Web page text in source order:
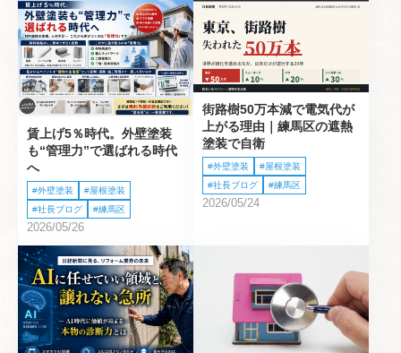
賃上げ5％時代。外壁塗装
も“管理力”で選ばれる時代
へ
外壁塗装
屋根塗装
社長ブログ
練馬区
2026/05/26
街路樹50万本減で電気代が
上がる理由｜練馬区の遮熱
塗装で自衛
外壁塗装
屋根塗装
社長ブログ
練馬区
2026/05/24